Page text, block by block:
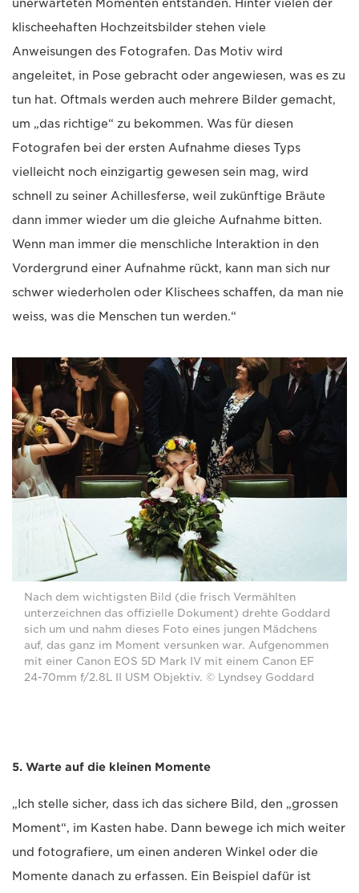
unerwarteten Momenten entstanden. Hinter vielen der
klischeehaften Hochzeitsbilder stehen viele
Anweisungen des Fotografen. Das Motiv wird
angeleitet, in Pose gebracht oder angewiesen, was es zu
tun hat. Oftmals werden auch mehrere Bilder gemacht,
um „das richtige“ zu bekommen. Was für diesen
Fotografen bei der ersten Aufnahme dieses Typs
vielleicht noch einzigartig gewesen sein mag, wird
schnell zu seiner Achillesferse, weil zukünftige Bräute
dann immer wieder um die gleiche Aufnahme bitten.
Wenn man immer die menschliche Interaktion in den
Vordergrund einer Aufnahme rückt, kann man sich nur
schwer wiederholen oder Klischees schaffen, da man nie
weiss, was die Menschen tun werden.“
Nach dem wichtigsten Bild (die frisch Vermählten
unterzeichnen das offizielle Dokument) drehte Goddard
sich um und nahm dieses Foto eines jungen Mädchens
auf, das ganz im Moment versunken war. Aufgenommen
mit einer Canon EOS 5D Mark IV mit einem Canon EF
24-70mm f/2.8L II USM Objektiv. © Lyndsey Goddard
5. Warte auf die kleinen Momente
„Ich stelle sicher, dass ich das sichere Bild, den „grossen
Moment“, im Kasten habe. Dann bewege ich mich weiter
und fotografiere, um einen anderen Winkel oder die
Momente danach zu erfassen. Ein Beispiel dafür ist